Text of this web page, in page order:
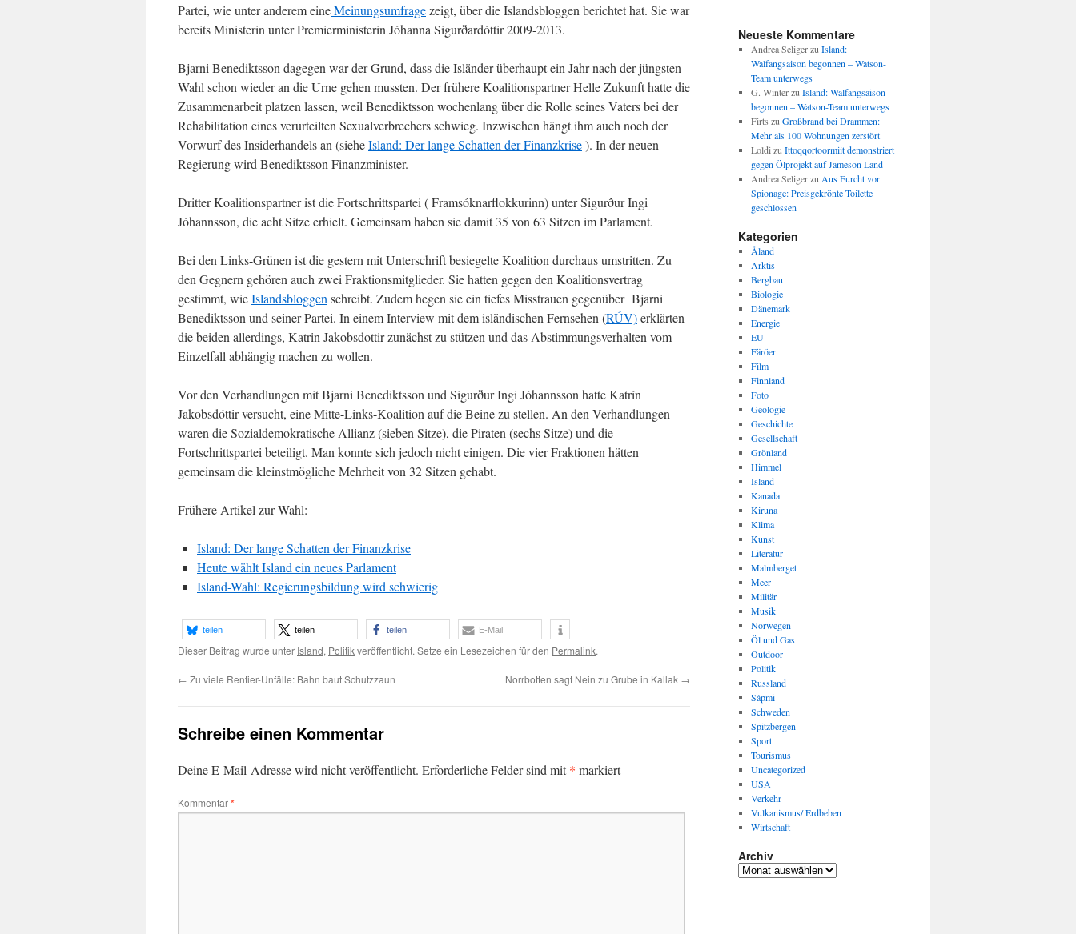
Partei, wie unter anderem eineMeinungsumfragezeigt, über die Islandsbloggen berichtet hat. Sie war
bereits Ministerin unter Premierministerin Jóhanna Sigurðardóttir 2009-2013.
Bjarni Benediktsson dagegen war der Grund, dass die Isländer überhaupt ein Jahr nach der jüngsten
Wahl schon wieder an die Urne gehen mussten. Der frühere Koalitionspartner Helle Zukunft hatte die
Zusammenarbeit platzen lassen, weil Benediktsson wochenlang über die Rolle seines Vaters bei der
Rehabilitation eines verurteilten Sexualverbrechers schwieg. Inzwischen hängt ihm auch noch der
Vorwurf des Insiderhandels an (sieheIsland: Der lange Schatten der Finanzkrise). In der neuen
Regierung wird Benediktsson Finanzminister.
Dritter Koalitionspartner ist die Fortschrittspartei ( Fram­sókn­ar­flokk­urinn) unter Sigurður Ingi
Jóhannsson, die acht Sitze erhielt. Gemeinsam haben sie damit 35 von 63 Sitzen im Parlament.
Bei den Links-Grünen ist die gestern mit Unterschrift besiegelte Koalition durchaus umstritten. Zu
den Gegnern gehören auch zwei Fraktionsmitglieder. Sie hatten gegen den Koalitionsvertrag
gestimmt, wieIslandsbloggen schreibt. Zudem hegen sie ein tiefes Misstrauen gegenüber Bjarni
Benediktsson und seiner Partei. In einem Interview mit dem isländischen Fernsehen (RÚV)erklärten
die beiden allerdings, Katrin Jakobsdottir zunächst zu stützen und das Abstimmungsverhalten vom
Einzelfall abhängig machen zu wollen.
Vor den Verhandlungen mit Bjarni Benediktsson und Sigurður Ingi Jóhannsson hatte Katrín
Jakobsdóttir versucht, eine Mitte-Links-Koalition auf die Beine zu stellen. An den Verhandlungen
waren die Sozialdemokratische Allianz (sieben Sitze), die Piraten (sechs Sitze) und die
Fortschrittspartei beteiligt. Man konnte sich jedoch nicht einigen. Die vier Fraktionen hätten
gemeinsam die kleinstmögliche Mehrheit von 32 Sitzen gehabt.
Frühere Artikel zur Wahl:
Island: Der lange Schatten der Finanzkrise
Heute wählt Island ein neues Parlament
Island-Wahl: Regierungsbildung wird schwierig
teilen teilen teilen E-Mail
Dieser Beitrag wurde unter Island, Politikveröffentlicht. Setze ein Lesezeichen für den Permalink.
← Zu viele Rentier-Unfälle: Bahn baut Schutzzaun Norrbotten sagt Nein zu Grube in Kallak →
Schreibe einen Kommentar
Deine E-Mail-Adresse wird nicht veröffentlicht. Erforderliche Felder sind mit* markiert
Kommentar*
Neueste Kommentare
Andrea Seligerzu Island:
Walfangsaison begonnen – Watson-
Team unterwegs
G. Winterzu Island: Walfangsaison
begonnen – Watson-Team unterwegs
Firts zu Großbrand bei Drammen:
Mehr als 100 Wohnungen zerstört
Loldi zu Ittoqqortoormiit demonstriert
gegen Ölprojekt auf Jameson Land
Andrea Seligerzu Aus Furcht vor
Spionage: Preisgekrönte Toilette
geschlossen
Kategorien
Åland
Arktis
Bergbau
Biologie
Dänemark
Energie
EU
Färöer
Film
Finnland
Foto
Geologie
Geschichte
Gesellschaft
Grönland
Himmel
Island
Kanada
Kiruna
Klima
Kunst
Literatur
Malmberget
Meer
Militär
Musik
Norwegen
Öl und Gas
Outdoor
Politik
Russland
Sápmi
Schweden
Spitzbergen
Sport
Tourismus
Uncategorized
USA
Verkehr
Vulkanismus/ Erdbeben
Wirtschaft
Archiv
Archiv